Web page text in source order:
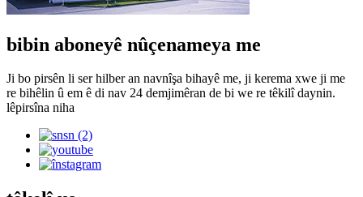
bibin aboneyê nûçenameya me
Ji bo pirsên li ser hilber an navnîşa bihayê me, ji kerema xwe ji me
re bihêlin û em ê di nav 24 demjimêran de bi we re têkilî daynin.
lêpirsîna niha